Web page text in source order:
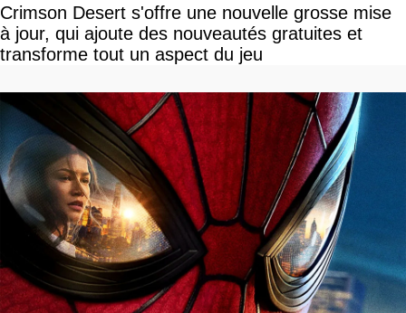
Crimson Desert s'offre une nouvelle grosse mise
à jour, qui ajoute des nouveautés gratuites et
transforme tout un aspect du jeu